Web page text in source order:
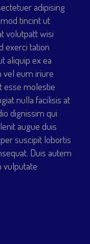
adipising
tincint ut
volutpatt wisi
exerci tation
aliquip ex ea
vel eum iriure
esse molestie
nulla facilisis at
dignissim qui
augue duis
suscipit lobortis
Duis autem
vulputate